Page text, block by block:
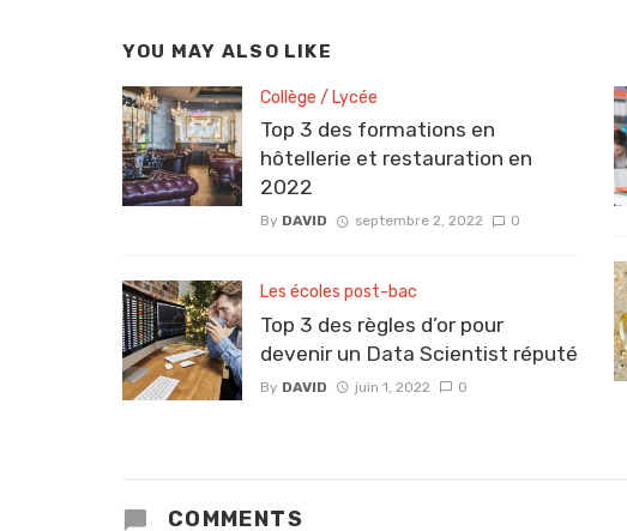
YOU MAY ALSO LIKE
Collège / Lycée
Top 3 des formations en
hôtellerie et restauration en
2022
By DAVID septembre 2, 2022 0
Les écoles post-bac
Top 3 des règles d’or pour
devenir un Data Scientist réputé
By DAVID juin 1, 2022 0
COMMENTS